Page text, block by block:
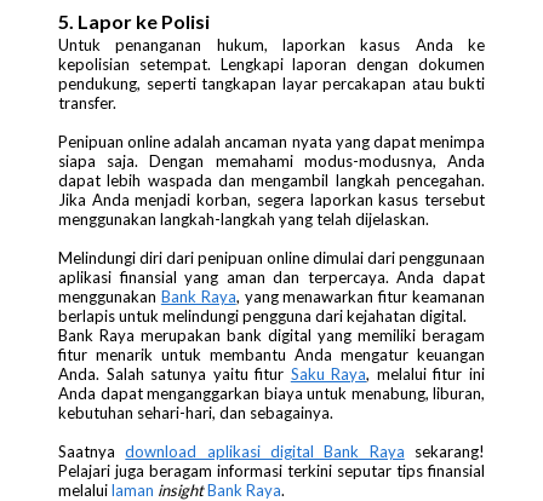
5. Lapor ke Polisi
Untuk penanganan hukum, laporkan kasus Anda ke
kepolisian setempat. Lengkapi laporan dengan dokumen
pendukung, seperti tangkapan layar percakapan atau bukti
transfer.
Penipuan online adalah ancaman nyata yang dapat menimpa
siapa saja. Dengan memahami modus-modusnya, Anda
dapat lebih waspada dan mengambil langkah pencegahan.
Jika Anda menjadi korban, segera laporkan kasus tersebut
menggunakan langkah-langkah yang telah dijelaskan.
Melindungi diri dari penipuan online dimulai dari penggunaan
aplikasi finansial yang aman dan terpercaya. Anda dapat
menggunakan Bank Raya, yang menawarkan fitur keamanan
berlapis untuk melindungi pengguna dari kejahatan digital.
Bank Raya merupakan bank digital yang memiliki beragam
fitur menarik untuk membantu Anda mengatur keuangan
Anda. Salah satunya yaitu fitur Saku Raya, melalui fitur ini
Anda dapat menganggarkan biaya untuk menabung, liburan,
kebutuhan sehari-hari, dan sebagainya.
Saatnyadownload aplikasi digital Bank Raya sekarang!
Pelajari juga beragam informasi terkini seputar tips finansial
melaluilaman insightBank Raya.